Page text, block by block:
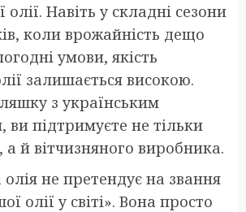
Навіть у складні сезони
коли врожайність дещо
умови, якість
залишається високою.
з українським
підтримуєте не тільки
а й вітчизняного виробника.
не претендує на звання
олії у світі». Вона просто